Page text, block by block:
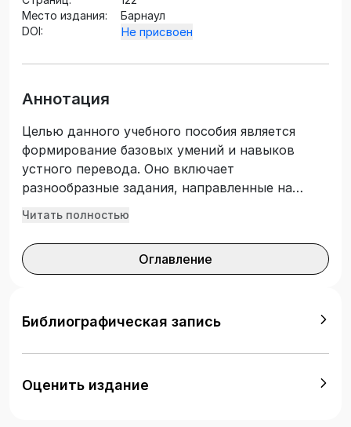
Место издания:
Барнаул
DOI:
Не присвоен
Аннотация
Целью данного учебного пособия является
формирование базовых умений и навыков
устного перевода. Оно включает
разнообразные задания, направленные на
обучение техникам устного последовательного
речевой техники, развитие оперативной
памяти, фиксацию и запоминание
Пособие предназначено для студентов 3-го
Лингвистика «Перевод и переводоведение», а
также студентов магистратуры, обучающихся
по направлению 45.04.02 Лингвистика
Читать полностью
Оглавление
Библиографическая запись
Оценить издание